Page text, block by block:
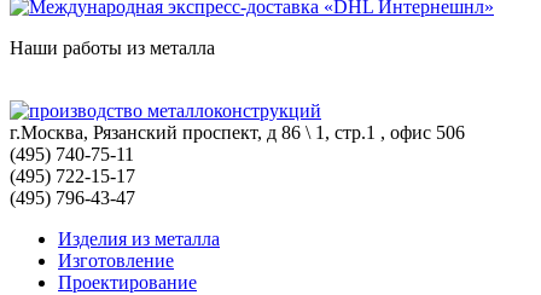
Наши работы из металла
г.Москва, Рязанский проспект, д 86 \ 1, стр.1 , офис 506
(495) 740-75-11
(495) 722-15-17
(495) 796-43-47
Изделия из металла
Изготовление
Проектирование